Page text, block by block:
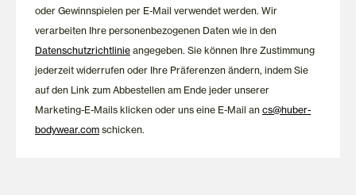
oder Gewinnspielen per E-Mail verwendet werden. Wir
verarbeiten Ihre personenbezogenen Daten wie in den
Datenschutzrichtlinie angegeben. Sie können Ihre Zustimmung
jederzeit widerrufen oder Ihre Präferenzen ändern, indem Sie
auf den Link zum Abbestellen am Ende jeder unserer
Marketing-E-Mails klicken oder uns eine E-Mail ancs@huber-
bodywear.com schicken.